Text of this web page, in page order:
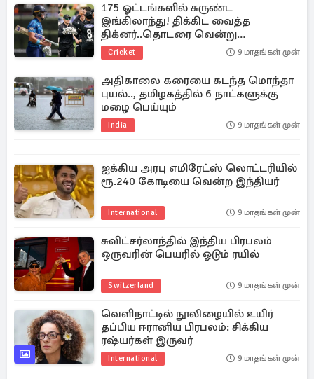
175 ஓட்டங்களில் சுருண்ட
இங்கிலாந்து! திக்கிட வைத்த
திக்னர்..தொடரை வென்று
நியூசிலாந்து பதிலடி
Cricket 9 மாதங்கள் முன்
அதிகாலை கரையை கடந்த மொந்தா
புயல்.., தமிழகத்தில் 6 நாட்களுக்கு
மழை பெய்யும்
India 9 மாதங்கள் முன்
ஐக்கிய அரபு எமிரேட்ஸ் லொட்டரியில்
ரூ.240 கோடியை வென்ற இந்தியர்
International 9 மாதங்கள் முன்
சுவிட்சர்லாந்தில் இந்திய பிரபலம்
ஒருவரின் பெயரில் ஓடும் ரயில்
Switzerland 9 மாதங்கள் முன்
வெளிநாட்டில் நூலிழையில் உயிர்
தப்பிய ஈரானிய பிரபலம்: சிக்கிய
ரஷ்யர்கள் இருவர்
International 9 மாதங்கள் முன்